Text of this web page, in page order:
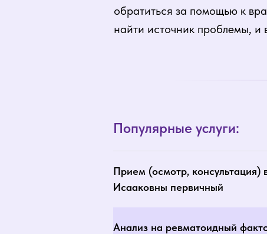
обратиться за помощью к
найти источник проблемы, и
Популярные услуги:
Прием (осмотр,
Исааковны первичный
Анализ на ревматоидный